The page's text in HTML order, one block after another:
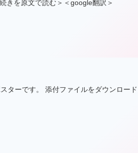
きを原文で読む＞＜google翻訳＞
ターです。 添付ファイルをダウンロード